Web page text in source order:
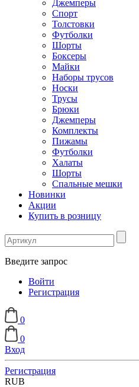
Джемперы
Спорт
Толстовки
Футболки
Шорты
Боксеры
Майки
Наборы трусов
Носки
Трусы
Брюки
Джемперы
Комплекты
Пижамы
Футболки
Халаты
Шорты
Спальные мешки
Новинки
Акции
Купить в розницу
Введите запрос
Войти
Регистрация
0
0
Вход
Регистрация
RUB